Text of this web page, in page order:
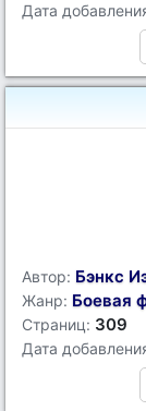
Дата
Автор: Бэнкс
Жанр: Боевая
Страниц: 309
Дата